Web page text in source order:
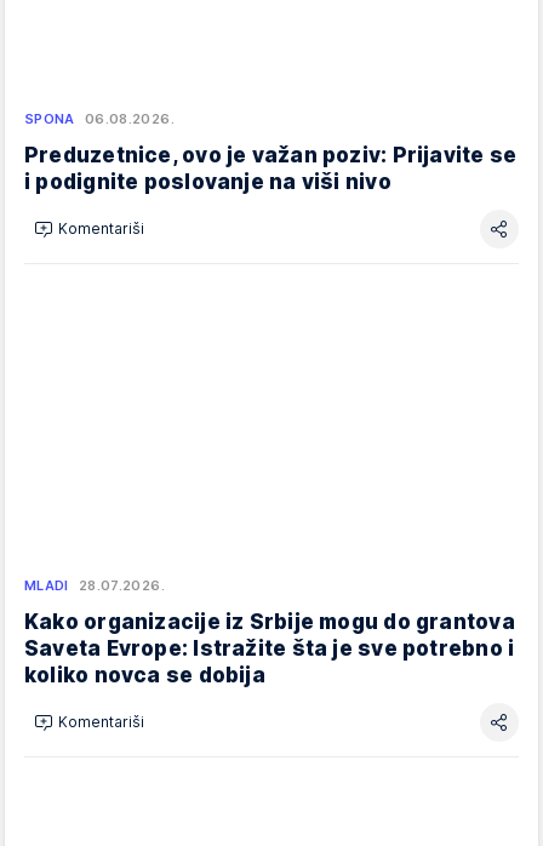
SPONA 06.08.2026.
Preduzetnice, ovo je važan poziv: Prijavite se
i podignite poslovanje na viši nivo
Komentariši
MLADI 28.07.2026.
Kako organizacije iz Srbije mogu do grantova
Saveta Evrope: Istražite šta je sve potrebno i
koliko novca se dobija
Komentariši